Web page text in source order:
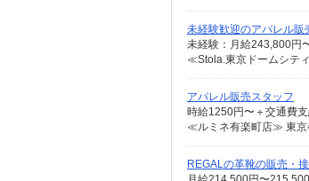
未経験歓迎のアパレル販
≪Stola.東京ドームシテ
アパレル販売スタッフ
時給1250円〜＋交通費支
≪ルミネ有楽町店≫ 東京
REGALの革靴の販売・